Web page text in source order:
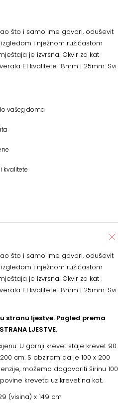
što i samo ime govori, oduševit
i nježnom ružičastom
je izvrsna. Okvir za kat
E1 kvalitete 18mm i 25mm. Svi
vašeg doma
kvalitete
što i samo ime govori, oduševit
i nježnom ružičastom
je izvrsna. Okvir za kat
E1 kvalitete 18mm i 25mm. Svi
stranu ljestve. Pogled prema
LJESTVE.
U gornji krevet staje krevet 90
cm. S obzirom da je 100 x 200
možemo dogovoriti širinu 100
kreveta uz krevet na kat.
(visina) x 149 cm